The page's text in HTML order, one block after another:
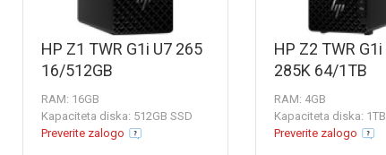
HP Z1 TWR G1i U7 265
16/512GB
RAM: 16GB
Kapaciteta diska: 512GB SSD
Preverite zalogo
HP Z2 TWR G1i
285K 64/1TB
RAM: 4GB
Kapaciteta diska:
Preverite zalogo